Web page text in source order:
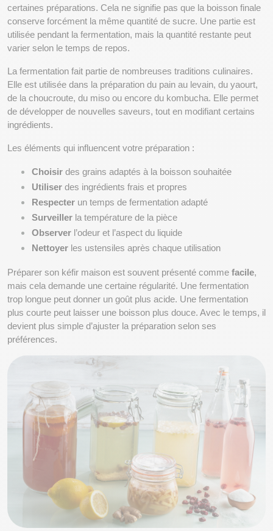
certaines préparations. Cela ne signifie pas que la boisson finale
conserve forcément la même quantité de sucre. Une partie est
utilisée pendant la fermentation, mais la quantité restante peut
varier selon le temps de repos.
La fermentation fait partie de nombreuses traditions culinaires.
Elle est utilisée dans la préparation du pain au levain, du yaourt,
de la choucroute, du miso ou encore du kombucha. Elle permet
de développer de nouvelles saveurs, tout en modifiant certains
ingrédients.
Les éléments qui influencent votre préparation :
Choisir des grains adaptés à la boisson souhaitée
Utiliser des ingrédients frais et propres
Respecter un temps de fermentation adapté
Surveiller la température de la pièce
Observer l’odeur et l’aspect du liquide
Nettoyer les ustensiles après chaque utilisation
Préparer son kéfir maison est souvent présenté comme facile,
mais cela demande une certaine régularité. Une fermentation
trop longue peut donner un goût plus acide. Une fermentation
plus courte peut laisser une boisson plus douce. Avec le temps, il
devient plus simple d’ajuster la préparation selon ses
préférences.